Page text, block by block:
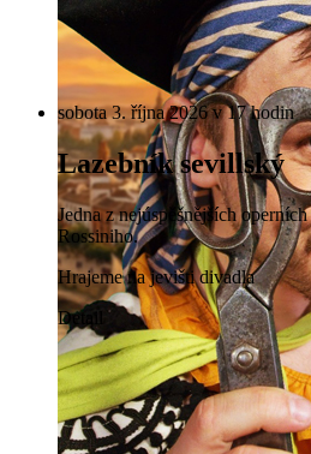
sobota 3. října 2026 v 17 hodin
Lazebník sevillský
Jedna z nejúspěšnějších
Rossiniho.
Hrajeme na jevišti divadla
Detail